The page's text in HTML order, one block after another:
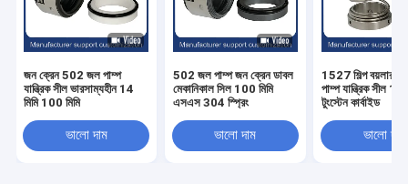
জন ক্রেন 502 জল পাম্প
যান্ত্রিক সীল ভারসাম্যহীন 14
মিমি 100 মিমি
ভালো দাম
502 জল পাম্প জন ক্রেন ডাবল
মেকানিকাল সিল 100 মিমি
এসএস 304 স্প্রিং
ভালো দাম
1527 শিল্প বয়লার
পাম্প যান্ত্রিক সীল 16
টুংস্টেন কার্বাইড
ভালো দাম